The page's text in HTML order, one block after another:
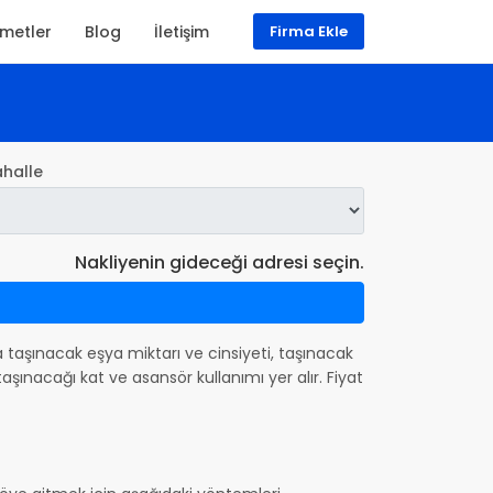
Nakliyenin gideceği adresi seçin.
eşya miktarı ve cinsiyeti, taşınacak
kat ve asansör kullanımı yer alır. Fiyat
Firma Ekle
Blog İletişim